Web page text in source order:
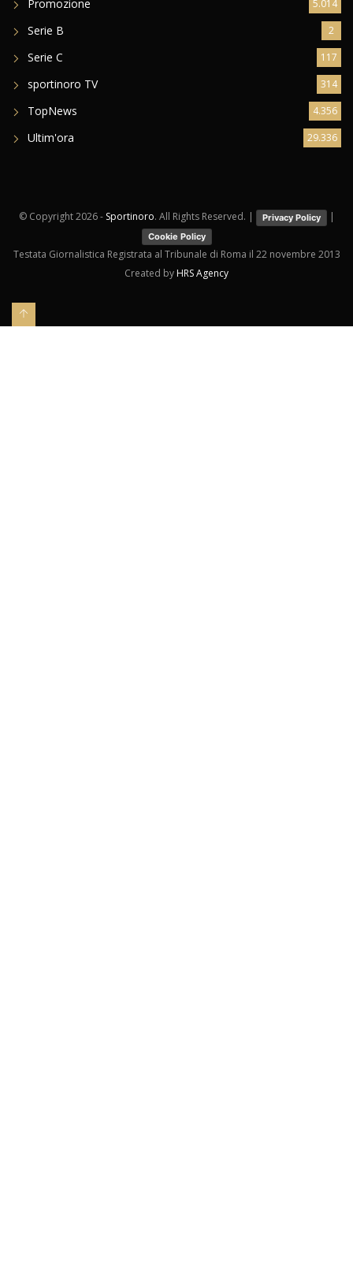
Promozione 5.014
Serie B 2
Serie C 117
sportinoro TV 314
TopNews 4.356
Ultim'ora 29.336
© Copyright2026 - Sportinoro. All Rights Reserved. | Privacy Policy |
Cookie Policy
Testata Giornalistica Registrata al Tribunale di Roma il 22 novembre 2013
Created by HRS Agency